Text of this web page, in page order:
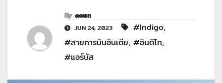
By aoun
JUN 24, 2023 #Indigo,
#สายการบินอินเดีย, #อินดิโก,
#แอร์บัส